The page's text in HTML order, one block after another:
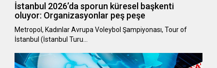
İstanbul 2026’da sporun küresel başkenti
oluyor: Organizasyonlar peş peşe
Metropol, Kadınlar Avrupa Voleybol Şampiyonası, Tour of
İstanbul (İstanbul Turu…